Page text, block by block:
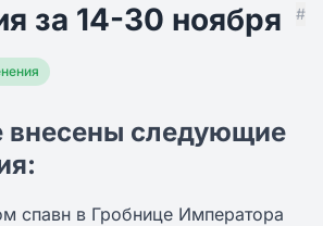
за 14-30 ноября #
внесены следующие
спавн в Гробнице Императора